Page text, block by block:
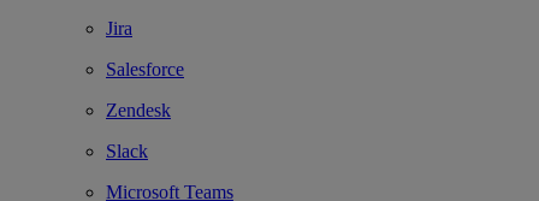
Jira
Salesforce
Zendesk
Slack
Microsoft Teams